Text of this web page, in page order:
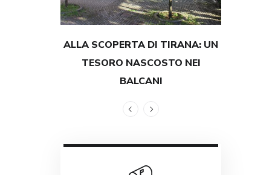
ALLA SCOPERTA DI TIRANA: UN
TESORO NASCOSTO NEI
BALCANI